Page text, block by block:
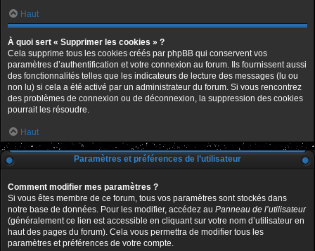
Haut
À quoi sert « Supprimer les cookies » ?
Cela supprime tous les cookies créés par phpBB qui conservent vos
paramètres d’authentification et votre connexion au forum. Ils fournissent aussi
des fonctionnalités telles que les indicateurs de lecture des messages (lu ou
non lu) si cela a été activé par un administrateur du forum. Si vous rencontrez
des problèmes de connexion ou de déconnexion, la suppression des cookies
pourrait les résoudre.
Haut
Paramètres et préférences de l’utilisateur
Comment modifier mes paramètres ?
Si vous êtes membre de ce forum, tous vos paramètres sont stockés dans
notre base de données. Pour les modifier, accédez au Panneau de l’utilisateur
(généralement ce lien est accessible en cliquant sur votre nom d’utilisateur en
haut des pages du forum). Cela vous permettra de modifier tous les
paramètres et préférences de votre compte.